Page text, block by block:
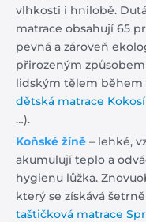
vlhkosti i hnilobě.
matrace obsahují 65
pevná a zároveň
přirozeným
lidským tělem během
dětská matrace
…).
Koňské žíně – lehké,
akumulují teplo a
hygienu lůžka.
který se získává
taštičková matrace